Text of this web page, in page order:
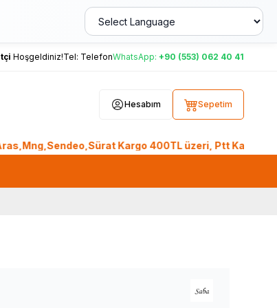
Hoşgeldiniz!Tel: TelefonWhatsApp: +90 (553) 062 40 41
Hesabım Sepetim
Kargo 400TL üzeri, Ptt Kargo 2.000TL